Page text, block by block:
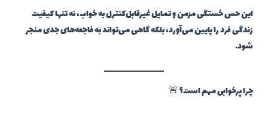
این حس خستگی مزمن و تمایل غیرقابل‌کنترل به خواب، نه تنها کیفیت
زندگی فرد را پایین می‌آورد، بلکه گاهی می‌تواند به فاجعه‌های جدی منجر
شود.
چرا پرخوابی مهم است؟ 🚨